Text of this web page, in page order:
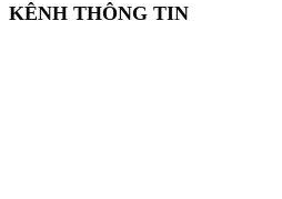
KÊNH THÔNG TIN